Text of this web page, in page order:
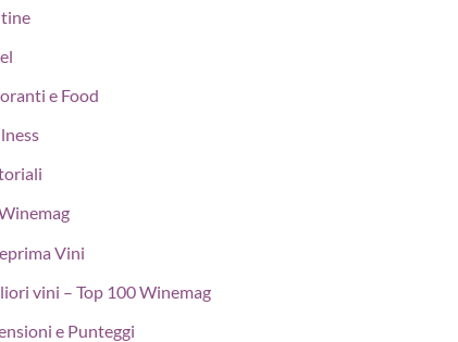
e Food
Vini
vini – Top 100 Winemag
e Punteggi